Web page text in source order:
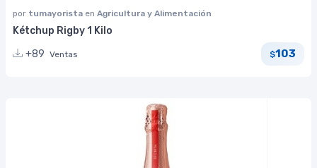
por tumayorista en Agricultura y Alimentación
Kétchup Rigby 1 Kilo
+89 Ventas $103